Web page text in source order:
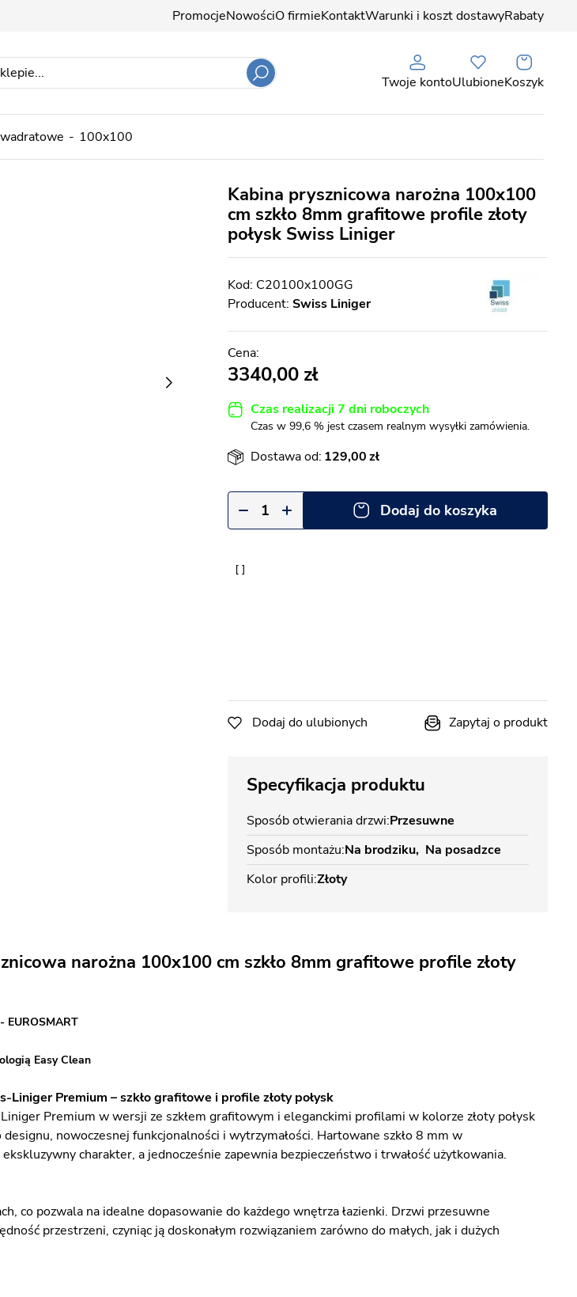
PromocjeNowościO firmieKontaktWarunki i koszt dostawyRabaty
Twoje kontoUlubioneKoszyk
100x100
Kabina prysznicowa narożna 100x100
cm szkło 8mm grafitowe profile złoty
połysk Swiss Liniger
C20100x100GG
Producent: Swiss Liniger
3340,00
Czas realizacji 7 dni roboczych
Czas w 99,6 % jest czasem realnym wysyłki zamówienia.
Dostawa od: 129,00
Dodaj do koszyka
Dodaj do ulubionych Zapytaj o produkt
Specyfikacja produktu
Sposób otwierania drzwi Przesuwne
Sposób montażu Na brodziku Na posadzce
Kolor profili Złoty
narożna 100x100 cm szkło 8mm grafitowe profile złoty
EUROSMART
Easy Clean
Premium – szkło grafitowe i profile złoty połysk
Premium w wersji ze szkłem grafitowym i eleganckimi profilami w kolorze złoty połysk
nowoczesnej funkcjonalności i wytrzymałości. Hartowane szkło 8 mm w
charakter, a jednocześnie zapewnia bezpieczeństwo i trwałość użytkowania.
co pozwala na idealne dopasowanie do każdego wnętrza łazienki. Drzwi przesuwne
przestrzeni, czyniąc ją doskonałym rozwiązaniem zarówno do małych, jak i dużych